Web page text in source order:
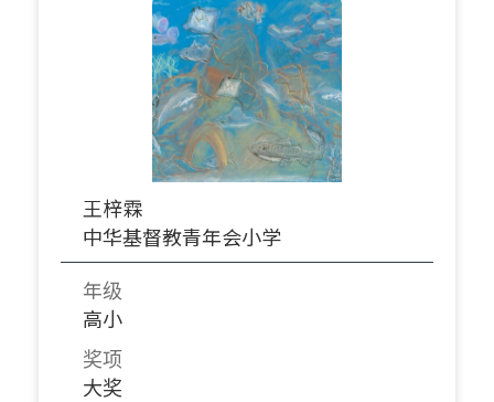
王梓霖
中华基督教青年会小学
年级
高小
奖项
大奖